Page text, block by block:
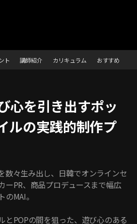
DetailsShortcuts
ト 講師紹介 カリキュラム おすすめ
心を引き出すポッ
ルの実践的制作プ
数々生み出し、日韓でオンラインセ
ーPR、商品プロデュースまで幅広
MAI。
とPOPの間を狙った、遊び心のある